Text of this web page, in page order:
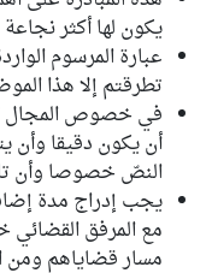
يكون لها أكثر نجاعة
عبارة المرسوم
تطرقتم إلا هذا
في خصوص المجال
أن يكون دقيقا وأن
النصّ خصوصا وأن تاريخ
يجب إدراج مدة
مع المرفق القضائي
مسار قضاياهم ومن